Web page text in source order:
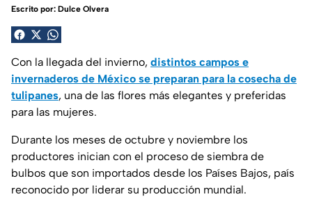
Escrito por: Dulce Olvera
Con la llegada del invierno, distintos campos e
invernaderos de México se preparan para la cosecha de
tulipanes, una de las flores más elegantes y preferidas
para las mujeres.
Durante los meses de octubre y noviembre los
productores inician con el proceso de siembra de
bulbos que son importados desde los Países Bajos, país
reconocido por liderar su producción mundial.